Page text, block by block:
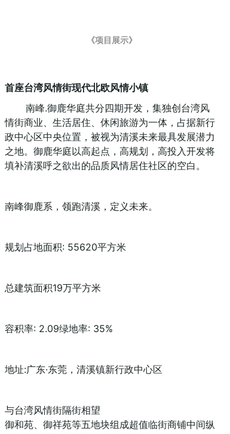
《项目展示》
首座台湾风情街现代北欧风情小镇
南峰.御鹿华庭共分四期开发，集独创台湾风
情街商业、生活居住、休闲旅游为一体，占据新行
政中心区中央位置，被视为清溪未来最具发展潜力
之地。御鹿华庭以高起点，高规划，高投入开发将
填补清溪呼之欲出的品质风情居住社区的空白。
南峰御鹿系，领跑清溪，定义未来。
规划占地面积: 55620平方米
总建筑面积19万平方米
容积率: 2.09绿地率: 35%
地址:广东·东莞，清溪镇新行政中心区
与台湾风情街隔街相望
御和苑、御祥苑等五地块组成超值临街商铺中间纵